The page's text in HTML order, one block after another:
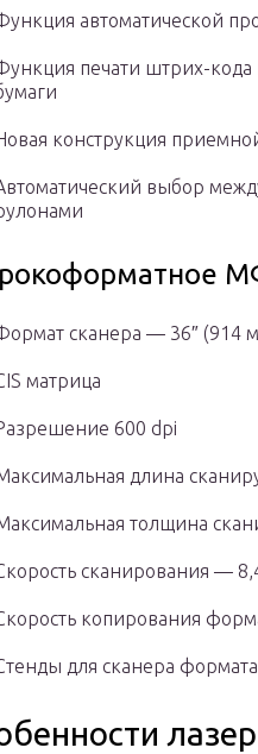
автоматической
печати штрих-кода
конструкция
выбор
сканера — 36″ (914
матрица
600 dpi
длина
толщина
сканирования —
копирования
для сканера формата